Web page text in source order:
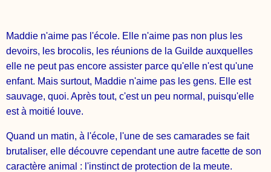
Maddie n'aime pas l'école. Elle n'aime pas non plus les
devoirs, les brocolis, les réunions de la Guilde auxquelles
elle ne peut pas encore assister parce qu'elle n'est qu'une
enfant. Mais surtout, Maddie n'aime pas les gens. Elle est
sauvage, quoi. Après tout, c'est un peu normal, puisqu'elle
est à moitié louve.
Quand un matin, à l'école, l'une de ses camarades se fait
brutaliser, elle découvre cependant une autre facette de son
caractère animal : l'instinct de protection de la meute.